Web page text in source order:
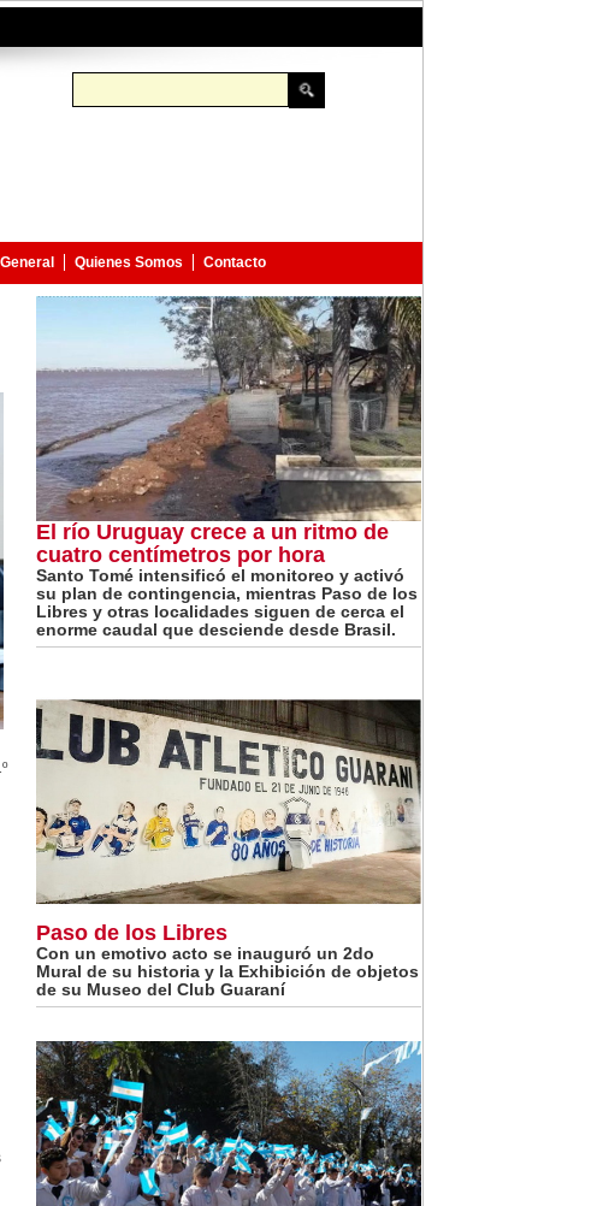
Quienes Somos Contacto
El río Uruguay crece a un ritmo de
cuatro centímetros por hora
Santo Tomé intensificó el monitoreo y activó
su plan de contingencia, mientras Paso de los
Libres y otras localidades siguen de cerca el
enorme caudal que desciende desde Brasil.
Paso de los Libres
Con un emotivo acto se inauguró un 2do
Mural de su historia y la Exhibición de objetos
de su Museo del Club Guaraní